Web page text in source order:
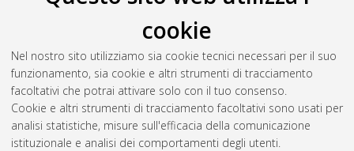
cookie
Nel nostro sito utilizziamo sia cookie tecnici necessari per il suo
funzionamento, sia cookie e altri strumenti di tracciamento
facoltativi che potrai attivare solo con il tuo consenso.
Cookie e altri strumenti di tracciamento facoltativi sono usati per
analisi statistiche, misure sull'efficacia della comunicazione
istituzionale e analisi dei comportamenti degli utenti.
Gestione del documento: